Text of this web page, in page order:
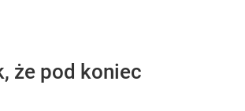
że pod koniec